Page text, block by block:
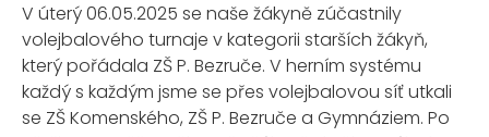
V úterý 06.05.2025 se naše žákyně zúčastnily
volejbalového turnaje v kategorii starších žákyň,
který pořádala ZŠ P. Bezruče. V herním systému
každý s každým jsme se přes volejbalovou síť utkali
se ZŠ Komenského, ZŠ P. Bezruče a Gymnáziem. Po